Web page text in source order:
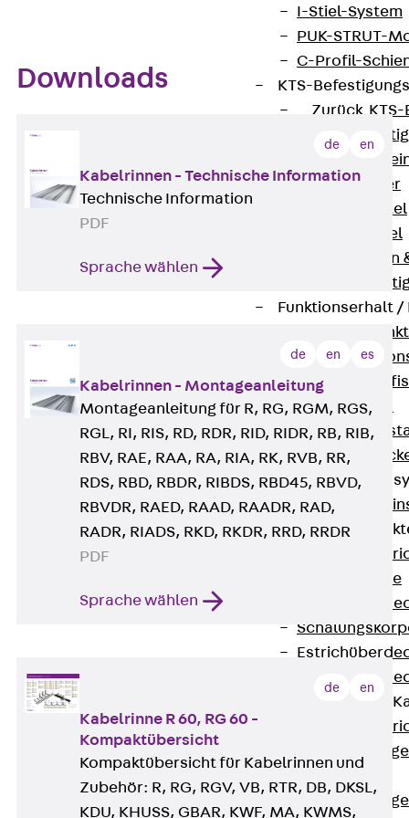
I-Stiel-System
PUK-STRUT-
C-Profil-
KTS-
Zurück
Dübel & Anker
Abhängemittel
Schraubmittel
Ankermuttern
Funktionserhalt
(DIN 4102-12)
Zurück
Kanalsysteme
Estrichbündige
Downloads
de en
Kabelrinnen - Technische Information
Technische Information
PDF
Sprache wählen
de en es
Kabelrinnen - Montageanleitung
Montageanleitung für R, RG, RGM, RGS,
RGL, RI, RIS, RD, RDR, RID, RIDR, RB, RIB,
RBV, RAE, RAA, RA, RIA, RK, RVB, RR,
RDS, RBD, RBDR, RIBDS, RBD45, RBVD,
RBVDR, RAED, RAAD, RAADR, RAD,
RADR, RIADS, RKD, RKDR, RRD, RRDR
PDF
Sprache wählen
de en
Kabelrinne R 60, RG 60 -
Kompaktübersicht
Kompaktübersicht für Kabelrinnen und
Zubehör: R, RG, RGV, VB, RTR, DB, DKSL,
KDU, KHUSS, GBAR, KWF, MA, KWMS,